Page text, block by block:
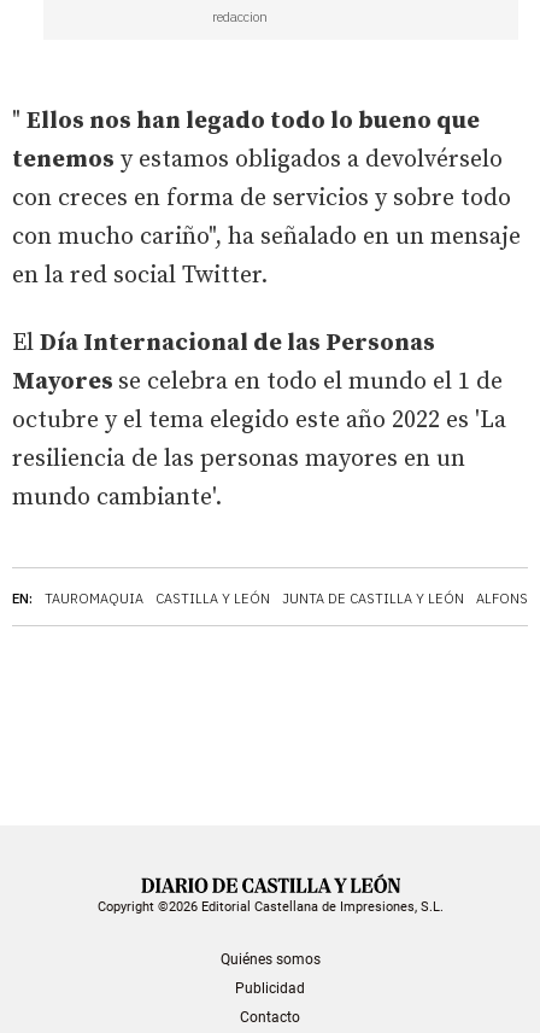
EN: TAUROMAQUIA CASTILLA Y LEÓN JUNTA DE CASTILLA Y LEÓN
redaccion
" Ellos nos han legado todo lo bueno que
tenemos y estamos obligados a devolvérselo
con creces en forma de servicios y sobre todo
con mucho cariño", ha señalado en un mensaje
en la red social Twitter.
El Día Internacional de las Personas
Mayores se celebra en todo el mundo el 1 de
octubre y el tema elegido este año 2022 es 'La
resiliencia de las personas mayores en un
mundo cambiante'.
Copyright ©2026 Editorial Castellana de Impresiones, S.L.
Quiénes somos
Publicidad
Contacto